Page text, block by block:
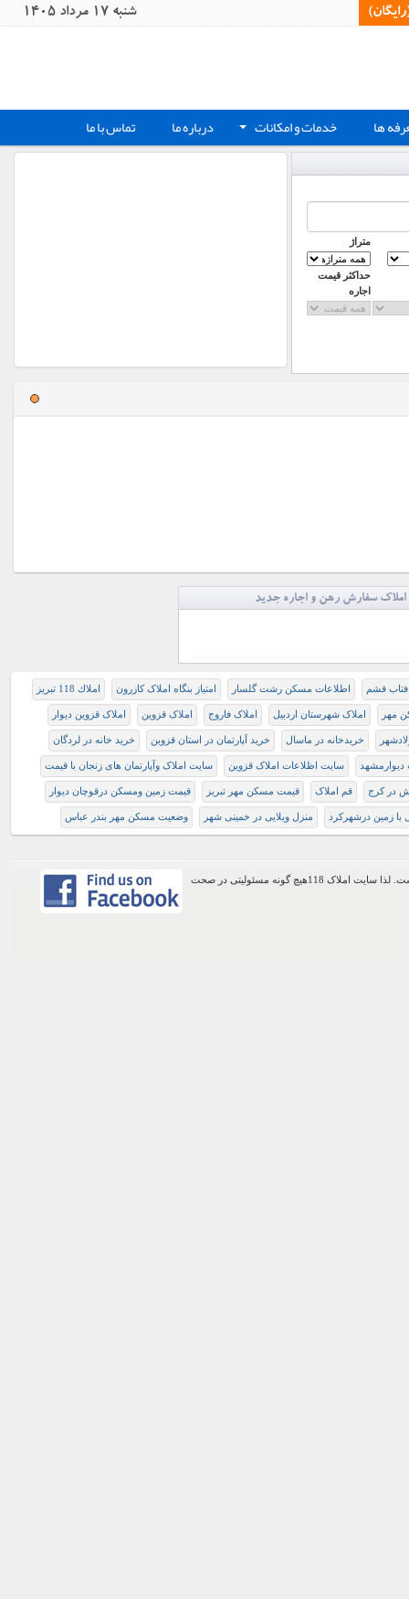
شنبه 17 مرداد 1405
ها + خدمات و امکانات درباره ما تماس با ما
متراژ
حداکثر قیمت
اجاره
املاک سفارش رهن و اجاره جدید
قشم اطلاعات مسکن رشت گلسار امتیاز بنگاه املاک کازرون املاك 118 تبريز
مهر املاک شهرستان اردبیل املاک فاروج املاک قزوین املاک قزوین دیوار
ﺧﺮﻳﺪﺧﺎﻧﻪ ﺩﺭ ﻣﺎﺳﺎﻝ خرید آپارتمان در استان قزوین خرید خانه در لردگان
سایت اظلاعات املاک قزوین سایت املاک وآپارتمان های زنجان با قیمت
در کرج قم املاک قيمت مسكن مهر تبريز قیمت زمین ومسکن درقوچان دیوار
با زمین درشهرکرد منزل ویلایی در خمینی شهر وضعیت مسکن مهر بندر عباس
اطلاعات موجود در این وب سایت از طریق کاربران عمومی سایت ثبت شده است. لذا سایت املاک 118هیچ گونه مسئولیتی در صحت